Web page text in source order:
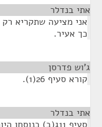
אתי בנדלר
אני מציעה שתקריא רק
כך אעיר.
ג'וש פדרסן
קורא סעיף 26(1).
אתי בנדלר